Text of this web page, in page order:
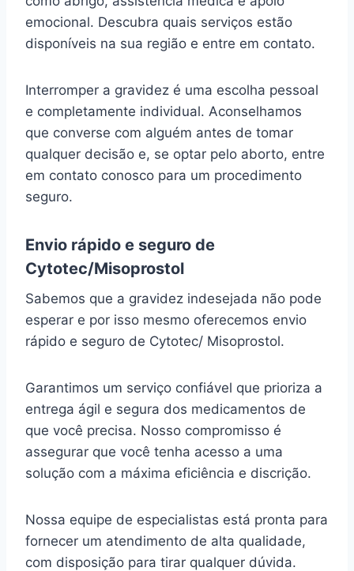
emocional. Descubra quais serviços estão
disponíveis na sua região e entre em contato.
Interromper a gravidez é uma escolha pessoal
e completamente individual. Aconselhamos
que converse com alguém antes de tomar
qualquer decisão e, se optar pelo aborto, entre
em contato conosco para um procedimento
seguro.
Envio rápido e seguro de
Cytotec/Misoprostol
Sabemos que a gravidez indesejada não pode
esperar e por isso mesmo oferecemos envio
rápido e seguro de Cytotec/ Misoprostol.
Garantimos um serviço confiável que prioriza a
entrega ágil e segura dos medicamentos de
que você precisa. Nosso compromisso é
assegurar que você tenha acesso a uma
solução com a máxima eficiência e discrição.
Nossa equipe de especialistas está pronta para
fornecer um atendimento de alta qualidade,
com disposição para tirar qualquer dúvida.